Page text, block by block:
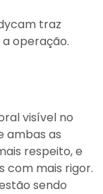
traz
operação.
visível no
ambas as
respeito, e
com mais rigor.
sendo